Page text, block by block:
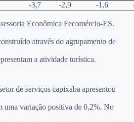
-3,7 -2,9 -1,6
Econômica Fecomércio-ES.
através do agrupamento de
a atividade turística.
de serviços capixaba apresentou
uma variação positiva de 0,2%. No